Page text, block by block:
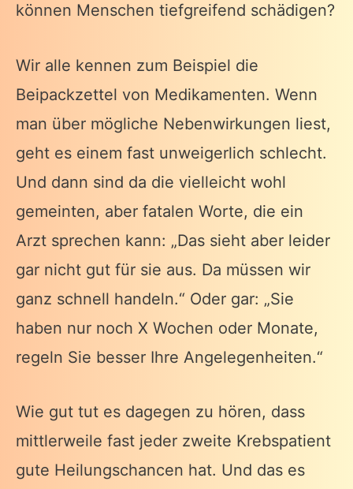
können Menschen tiefgreifend schädigen?
Wir alle kennen zum Beispiel die
Beipackzettel von Medikamenten. Wenn
man über mögliche Nebenwirkungen liest,
geht es einem fast unweigerlich schlecht.
Und dann sind da die vielleicht wohl
gemeinten, aber fatalen Worte, die ein
Arzt sprechen kann: „Das sieht aber leider
gar nicht gut für sie aus. Da müssen wir
ganz schnell handeln.“ Oder gar: „Sie
haben nur noch X Wochen oder Monate,
regeln Sie besser Ihre Angelegenheiten.“
Wie gut tut es dagegen zu hören, dass
mittlerweile fast jeder zweite Krebspatient
gute Heilungschancen hat. Und das es